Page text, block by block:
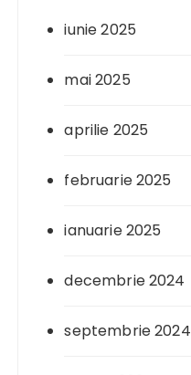
iunie 2025
mai 2025
aprilie 2025
februarie 2025
ianuarie 2025
decembrie 2024
septembrie 2024